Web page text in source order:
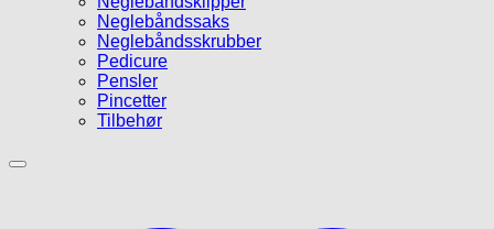
Neglebåndssaks
Neglebåndsskrubber
Pedicure
Pensler
Pincetter
Tilbehør